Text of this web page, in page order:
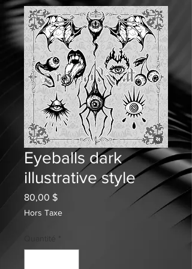
Eyeballs dark
illustrative style
80,00 $Prix
Hors Taxe
*